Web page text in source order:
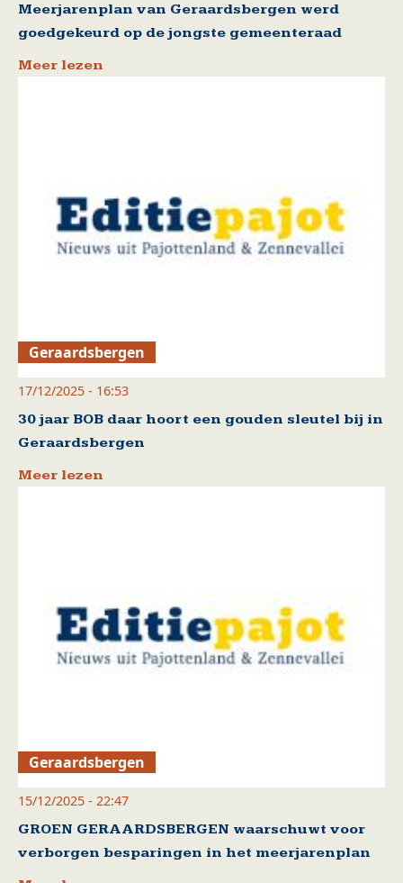
Meerjarenplan van Geraardsbergen werd
goedgekeurd op de jongste gemeenteraad
Meer lezen
Geraardsbergen
17/12/2025 - 16:53
30 jaar BOB daar hoort een gouden sleutel bij in
Geraardsbergen
Meer lezen
Geraardsbergen
15/12/2025 - 22:47
GROEN GERAARDSBERGEN waarschuwt voor
verborgen besparingen in het meerjarenplan